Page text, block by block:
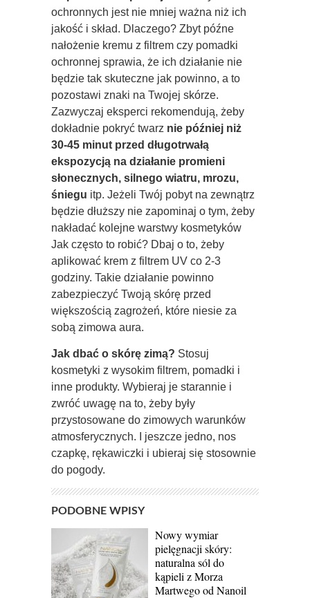
ochronnych jest nie mniej ważna niż ich
jakość i skład. Dlaczego? Zbyt późne
nałożenie kremu z filtrem czy pomadki
ochronnej sprawia, że ich działanie nie
będzie tak skuteczne jak powinno, a to
pozostawi znaki na Twojej skórze.
Zazwyczaj eksperci rekomendują, żeby
dokładnie pokryć twarz nie później niż
30-45 minut przed długotrwałą
ekspozycją na działanie promieni
słonecznych, silnego wiatru, mrozu,
śniegu itp. Jeżeli Twój pobyt na zewnątrz
będzie dłuższy nie zapominaj o tym, żeby
nakładać kolejne warstwy kosmetyków
Jak często to robić? Dbaj o to, żeby
aplikować krem z filtrem UV co 2-3
godziny. Takie działanie powinno
zabezpieczyć Twoją skórę przed
większością zagrożeń, które niesie za
sobą zimowa aura.
Jak dbać o skórę zimą? Stosuj
kosmetyki z wysokim filtrem, pomadki i
inne produkty. Wybieraj je starannie i
zwróć uwagę na to, żeby były
przystosowane do zimowych warunków
atmosferycznych. I jeszcze jedno, nos
czapkę, rękawiczki i ubieraj się stosownie
do pogody.
PODOBNE WPISY
Nowy wymiar
pielęgnacji skóry:
naturalna sól do
kąpieli z Morza
Martwego od Nanoil